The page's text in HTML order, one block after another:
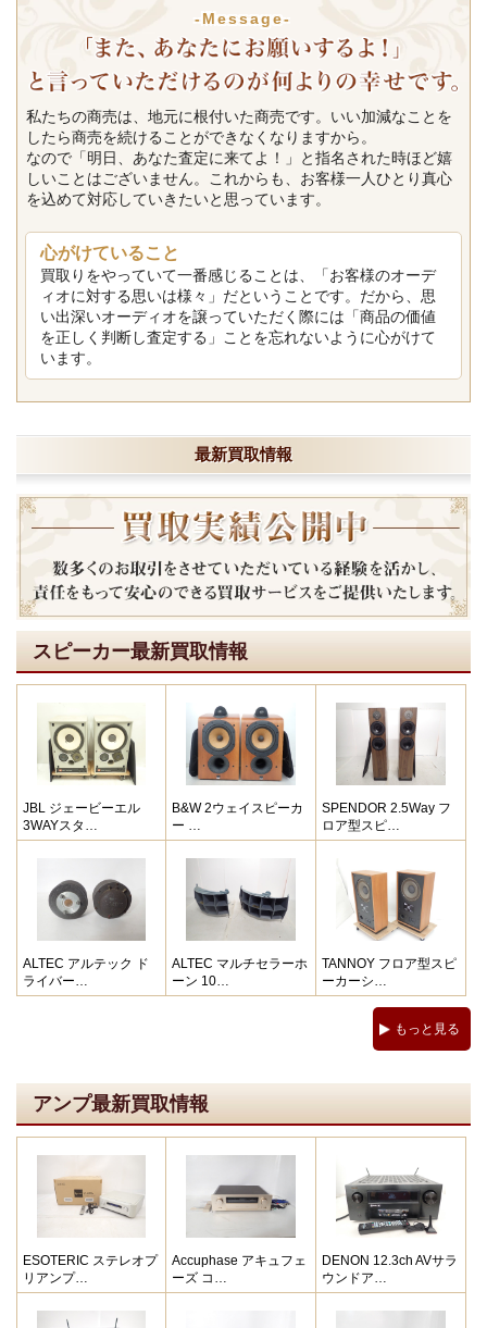
-Message-
私たちの商売は、地元に根付いた商売です。いい加減なことを
したら商売を続けることができなくなりますから。
なので「明日、あなた査定に来てよ！」と指名された時ほど嬉
しいことはございません。これからも、お客様一人ひとり真心
を込めて対応していきたいと思っています。
心がけていること
買取りをやっていて一番感じることは、「お客様のオーデ
ィオに対する思いは様々」だということです。だから、思
い出深いオーディオを譲っていただく際には「商品の価値
を正しく判断し査定する」ことを忘れないように心がけて
います。
最新買取情報
スピーカー最新買取情報
JBL ジェービーエル
3WAYスタ…
B&W 2ウェイスピーカ
ー …
SPENDOR 2.5Way フ
ロア型スピ…
ALTEC アルテック ド
ライバー…
ALTEC マルチセラーホ
ーン 10…
TANNOY フロア型スピ
ーカーシ…
もっと見る
アンプ最新買取情報
ESOTERIC ステレオプ
リアンプ…
Accuphase アキュフェ
ーズ コ…
DENON 12.3ch AVサラ
ウンドア…